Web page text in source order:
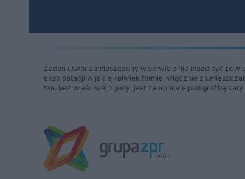
Żaden utwór zamieszczony w serwisie nie może być
eksploatacji w jakiejkolwiek formie, włącznie z
tzn. bez właściwej zgody, jest zabronione pod groźbą